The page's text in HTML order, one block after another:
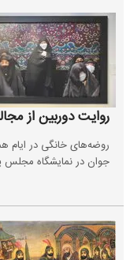
روایت دوربین از
روضه‌های خانگی در ایام
جوان در نمایشگاه مجلس